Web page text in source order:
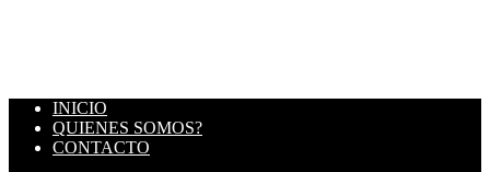
INICIO
QUIENES SOMOS?
CONTACTO